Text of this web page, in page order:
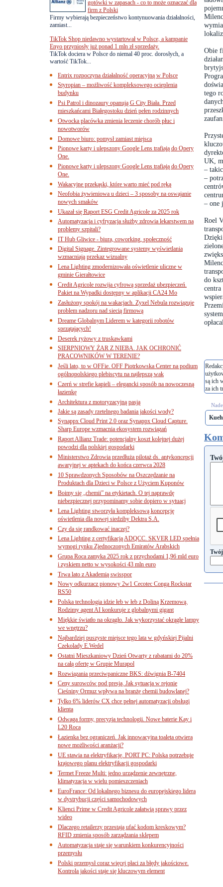
Obie
tego
UK,
–
–
– one
Roel
Dzięki
do
centra
są ich
za ich
gotówki w zapasach - co to może oznaczać dla
firm z Polski
Firmy wybierają bezpieczeństwo kontynuowania działalności,
zamiast...
TikTok Shop niedawno wystartował w Polsce, a kampanie
Enyo przyniosły już ponad 1 mln zł sprzedaży.
TikTok dociera w Polsce do niemal 40 proc. dorosłych, a
wartość TikTok...
Entrix rozpoczyna działalność operacyjną w Polsce
Styropian – możliwość kompleksowego ocieplenia
budynku
Psi Patrol i dinozaury opanują G City Biała. Przed
mieszkańcami Białegostoku dzień pełen rodzinnych
Otwocka placówka zmienia leczenie chorób płuc i
nowotworów
Domowe biuro: pomysł zamiast miejsca
Pionowe karty i ulepszony Google Lens trafiają do Opery
One.
Pionowe karty i ulepszony Google Lens trafiają do Opery
One.
Wakacyjne przekąski, które warto mieć pod ręką
Neofobia żywieniowa u dzieci – 3 sposoby na oswajanie
nowych smaków
Ukazał się Raport ESG Credit Agricole za 2025 rok
Automatyzacja i cyfryzacja służby zdrowia lekarstwem na
problemy szpitali?
IT Hub Gliwice - biura, coworking, społeczność
Digital Signage. Zintegrowane systemy wyświetlania
wzmacniają przekaz wizualny
Lena Lighting zmodernizowała oświetlenie uliczne w
gminie Gierałtowice
Credit Agricole rozwija cyfrową sprzedaż ubezpieczeń.
Pakiet na Wypadki dostępny w aplikacji CA24 Mo
Zasłużony spokój na wakacjach. Zyxel Nebula rozwiązuje
problem nadzoru nad siecią firmową
Dreame Globalnym Liderem w kategorii robotów
sprzątających!
Deserek ryżowy z truskawkami
SIERPNIOWY ŻAR Z NIEBA. JAK OCHRONIĆ
PRACOWNIKÓW W TERENIE?
Jeśli lato, to w OFFie. OFF Piotrkowska Center na podium
ogólnopolskiego plebiscytu na najlepszą wak
Czerń w strefie kąpieli – elegancki sposób na nowoczesną
łazienkę
Architektura z motoryzacyjną pasją
Jakie są zasady rzetelnego badania jakości wody?
Synappx Cloud Print 2.0 oraz Synappx Cloud Capture.
Sharp Europe wzmacnia ekosystem rozwiązań
Raport Allianz Trade: potencjalny koszt kolejnej dużej
powodzi dla polskiej gospodarki
Ministerstwo Zdrowia przedłuża pilotaż ds. antykoncepcji
awaryjnej w aptekach do końca czerwca 2028
10 Sprawdzonych Sposobów na Oszczędzanie na
Produktach dla Dzieci w Polsce z Użyciem Kuponów
Boimy się „chemii” na etykietach. O tej naprawdę
niebezpiecznej przypominamy sobie dopiero w sytuacj
Lena Lighting stworzyła kompleksową koncepcję
oświetlenia dla nowej siedziby Dektra S.A.
Czy da się randkować inaczej?
Lena Lighting z certyfikacją ADQCC. SKVER LED spełnia
wymogi rynku Zjednoczonych Emiratów Arabskich
Grupa Roca zamyka 2025 rok z przychodami 1,96 mld euro
i zyskiem netto w wysokości 43 mln euro
Trwa lato z Akademią swisspor
Nowy odkurzacz pionowy 2w1 Cecotec Conga Rockstar
RS50
Polska technologia idzie łeb w łeb z Doliną Krzemową.
Rodzimy agent AI konkuruje z globalnymi gigant
Miękkie światło na okrągło. Jak wykorzystać okrągłe lampy
we wnętrzu?
Najbardziej puszyste miejsce tego lata w gdyńskiej Pijalni
Czekolady E.Wedel
Ostatni Mieszkaniowy Dzień Otwarty z rabatami do 20%
na całą ofertę w Grupie Murapol
Rozwiązania przeciwpaniczne BKS: dźwignia B-7404
Ceny surowców pod presją. Jak sytuacja w rejonie
Cieśniny Ormuz wpływa na branżę chemii budowlanej?
Tylko 6% liderów CX chce pełnej automatyzacji obsługi
klienta
Odwaga formy, precyzja technologii. Nowe baterie Kay i
L20 Roca
Łazienka bez ograniczeń. Jak innowacyjna toaleta otwiera
nowe możliwości aranżacji?
UE stawia na elektryfikację. PORT PC: Polska potrzebuje
krajowego planu elektryfikacji gospodarki
Termet Freeze Multi: jedno urządzenie zewnętrzne,
klimatyzacja w wielu pomieszczeniach
EuroFrance: Od lokalnego biznesu do europejskiego lidera
w dystrybucji części samochodowych
Klienci Prime w Credit Agricole załatwią sprawy przez
wideo
Dlaczego retailerzy przestają ufać kodom kreskowym?
RFID zmienia sposób zarządzania sklepem
Automatyzacja staje się warunkiem konkurencyjności
przemysłu
Polski przemysł coraz więcej płaci za błędy jakościowe.
Kontrola jakości staje się kluczowym element